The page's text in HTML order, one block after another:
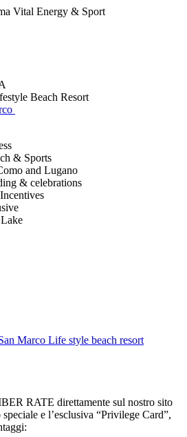
Vital Energy & Sport
Beach Resort
& Sports
and Lugano
& celebrations
Marco Life style beach resort
RATE direttamente sul nostro sito
e l’esclusiva “Privilege Card”,